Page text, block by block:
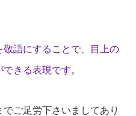
敬語にすることで、目上の
きる表現です。
ご足労下さいましてあり